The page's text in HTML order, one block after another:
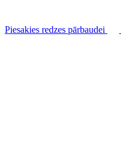
Piesakies redzes pārbaudei